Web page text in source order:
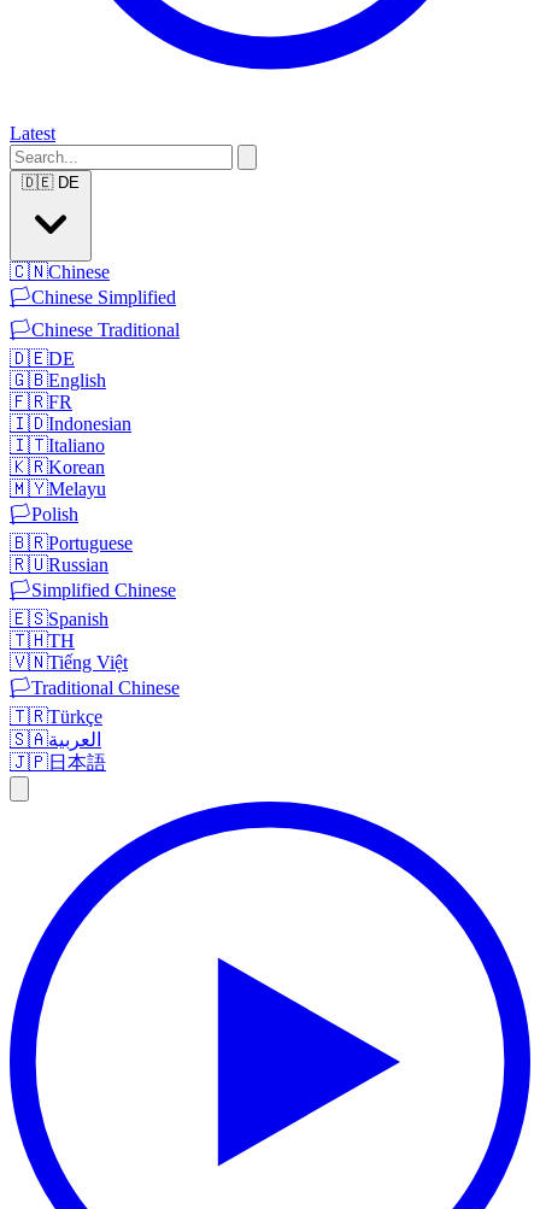
Latest
🇩🇪 DE
🇨🇳Chinese
🏳️Chinese Simplified
🏳️Chinese Traditional
🇩🇪DE
🇬🇧English
🇫🇷FR
🇮🇩Indonesian
🇮🇹Italiano
🇰🇷Korean
🇲🇾Melayu
🏳️Polish
🇧🇷Portuguese
🇷🇺Russian
🏳️Simplified Chinese
🇪🇸Spanish
🇹🇭TH
🇻🇳Tiếng Việt
🏳️Traditional Chinese
🇹🇷Türkçe
🇸🇦العربية
🇯🇵日本語